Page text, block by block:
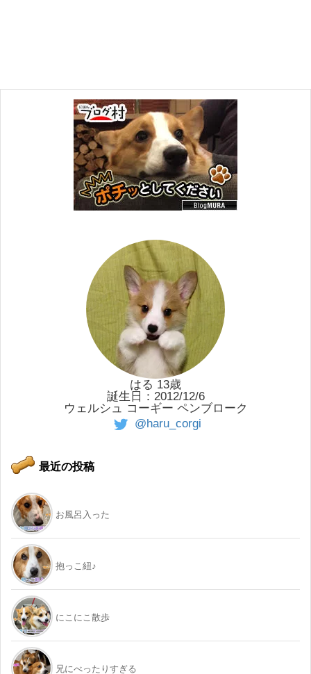
はる 13歳
誕生日：2012/12/6
ウェルシュ コーギー ペンブローク
@haru_corgi
最近の投稿
お風呂入った
抱っこ紐♪
にこにこ散歩
兄にべったりすぎる